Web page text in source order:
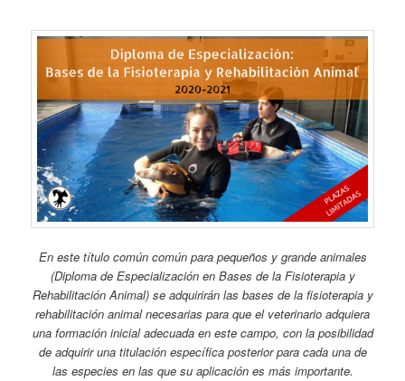
En este título común común para pequeños y grande animales
(Diploma de Especialización en Bases de la Fisioterapia y
Rehabilitación Animal) se adquirirán las bases de la fisioterapia y
rehabilitación animal necesarias para que el veterinario adquiera
una formación inicial adecuada en este campo, con la posibilidad
de adquirir una titulación específica posterior para cada una de
las especies en las que su aplicación es más importante.